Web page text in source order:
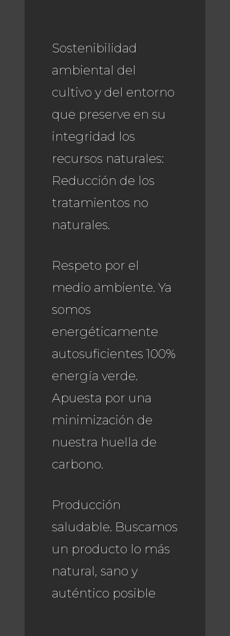
Sostenibilidad
ambiental del
cultivo y del entorno
que preserve en su
integridad los
recursos naturales:
Reducción de los
tratamientos no
naturales.
Respeto por el
medio ambiente. Ya
somos
energéticamente
autosuficientes 100%
energía verde.
Apuesta por una
minimización de
nuestra huella de
carbono.
Producción
saludable. Buscamos
un producto lo más
natural, sano y
auténtico posible